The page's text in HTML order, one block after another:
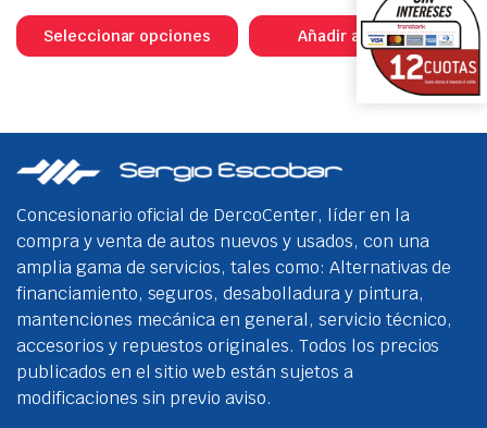
Seleccionar opciones
producto
tiene
Las
opciones
pueden
elegir
en
la
página
de
producto
Añadir al carrito
Concesionario oficial de DercoCenter, líder en la
compra y venta de autos nuevos y usados, con una
amplia gama de servicios, tales como: Alternativas de
financiamiento, seguros, desabolladura y pintura,
mantenciones mecánica en general, servicio técnico,
accesorios y repuestos originales. Todos los precios
publicados en el sitio web están sujetos a
modificaciones sin previo aviso.